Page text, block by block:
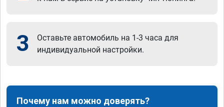
3
Оставьте автомобиль на 1-3 часа для
индивидуальной настройки.
Почему нам можно доверять?